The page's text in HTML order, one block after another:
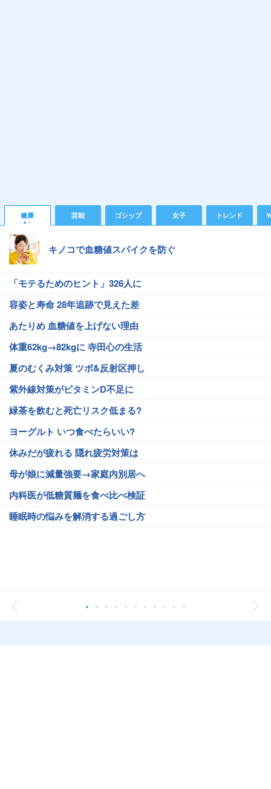
健康 芸能 ゴシップ 女子 トレンド
キノコで血糖値スパイクを防ぐ
「モテるためのヒント」326人に
容姿と寿命 28年追跡で見えた差
あたりめ 血糖値を上げない理由
体重62kg→82kgに 寺田心の生活
夏のむくみ対策 ツボ&反射区押し
紫外線対策がビタミンD不足に
緑茶を飲むと死亡リスク低まる?
ヨーグルト いつ食べたらいい?
休みだが疲れる 隠れ疲労対策は
母が娘に減量強要→家庭内別居へ
内科医が低糖質麺を食べ比べ検証
睡眠時の悩みを解消する過ごし方